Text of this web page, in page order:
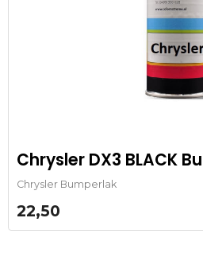
Chrysler DX3 BLACK
Chrysler Bumperlak
22,50